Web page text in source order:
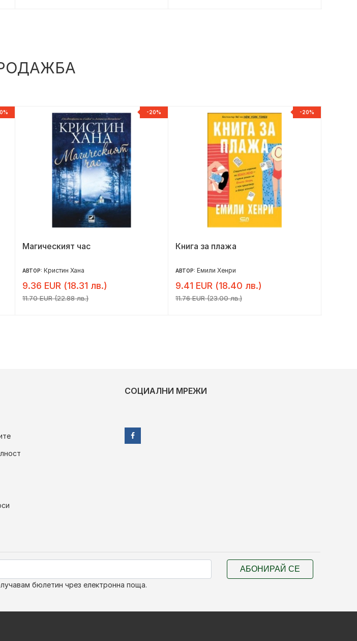
-20%
Магическият час
АВТОР: Кристин Хана
9.36 EUR (18.31 лв.)
11.70 EUR (22.88 лв.)
-20%
Книга за плажа
АВТОР: Емили Хенри
9.41 EUR (18.40 лв.)
11.76 EUR (23.00 лв.)
СОЦИАЛНИ МРЕЖИ
бюлетин чрез електронна поща.
АБОНИРАЙ СЕ